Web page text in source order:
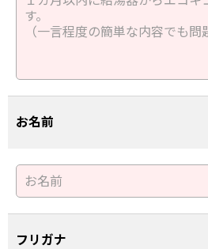
お名前
フリガナ